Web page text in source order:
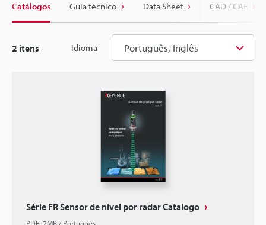
Catálogos Guia técnico Data Sheet CAD / CAE
Idioma Português, Inglês
2 itens
Série FR Sensor de nível por radar Catalogo